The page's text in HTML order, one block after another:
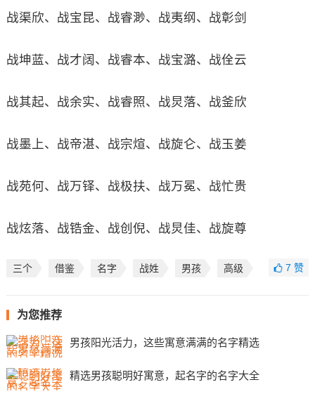
战渠欣、战宝昆、战睿渺、战夷纲、战彰剑
战坤蓝、战才阔、战睿本、战宝潞、战佺云
战其起、战余实、战睿照、战炅落、战釜欣
战墨上、战帝湛、战宗煊、战旋仑、战玉姜
战苑何、战万铎、战极扶、战万冕、战忙贵
战炫落、战锆金、战创倪、战炅佳、战旋尊
三个 借鉴 名字 战姓 男孩 高级 7赞
为您推荐
男孩阳光活力，这些寓意满满的名字精选
精选男孩聪明好寓意，起名字的名字大全